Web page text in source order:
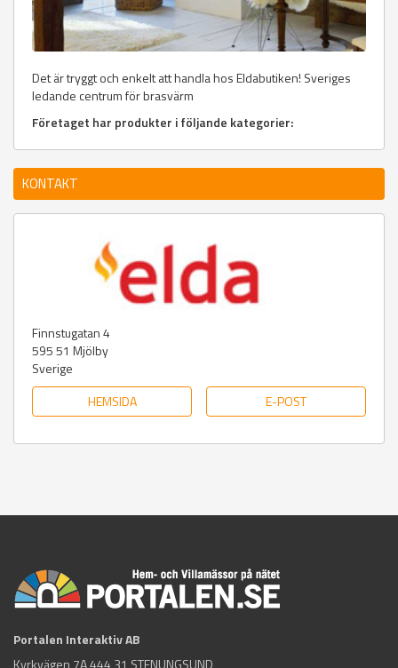
Det är tryggt och enkelt att handla hos Eldabutiken! Sveriges
ledande centrum för brasvärm
Företaget har produkter i följande kategorier:
KONTAKT
Finnstugatan 4
595 51 Mjölby
Sverige
HEMSIDA
E-POST
Portalen Interaktiv AB
Kyrkvägen 7A 444 31 STENUNGSUND